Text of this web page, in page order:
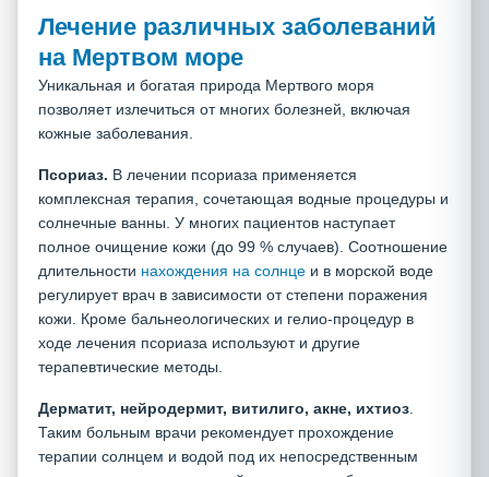
Лечение различных заболеваний
на Мертвом море
Уникальная и богатая природа Мертвого моря
позволяет излечиться от многих болезней, включая
кожные заболевания.
Псориаз. В лечении псориаза применяется
комплексная терапия, сочетающая водные процедуры и
солнечные ванны. У многих пациентов наступает
полное очищение кожи (до 99 % случаев). Соотношение
длительности нахождения на солнце и в морской воде
регулирует врач в зависимости от степени поражения
кожи. Кроме бальнеологических и гелио-процедур в
ходе лечения псориаза используют и другие
терапевтические методы.
Дерматит, нейродермит, витилиго, акне, ихтиоз
Таким больным врачи рекомендует прохождение
терапии солнцем и водой под их непосредственным